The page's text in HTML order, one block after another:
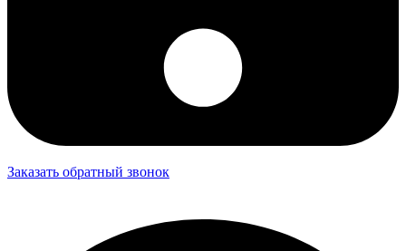
Заказать обратный звонок